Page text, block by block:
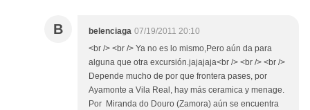
B belenciaga 07/19/2011 20:10
<br /> <br /> Ya no es lo mismo,Pero aún da para
alguna que otra excursión.jajajaja<br /> <br /> <br />
Depende mucho de por que frontera pases, por
Ayamonte a Vila Real, hay más ceramica y menage.
Por Miranda do Douro (Zamora) aún se encuentra